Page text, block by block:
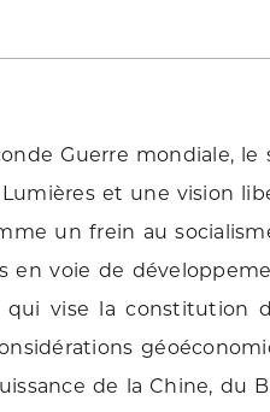
Guerre mondiale,
et une vision
un frein au
en voie de
qui vise la constitution
de la Chine, du